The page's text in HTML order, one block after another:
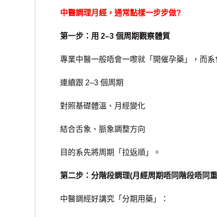
中醫調理月經，通常點樣一步步做?
第一步：用 2–3 個周期觀察體質
專業中醫一般唔會一嚟就「開催孕藥」，而系
連續跟 2–3 個周期
對照基礎體溫、月經變化
結合舌象、脈象調整方向
目的系先將周期「拉返順」。
第二步：分階段調理(月經周期唔同階段唔同
中醫調經好講究「分期用藥」：